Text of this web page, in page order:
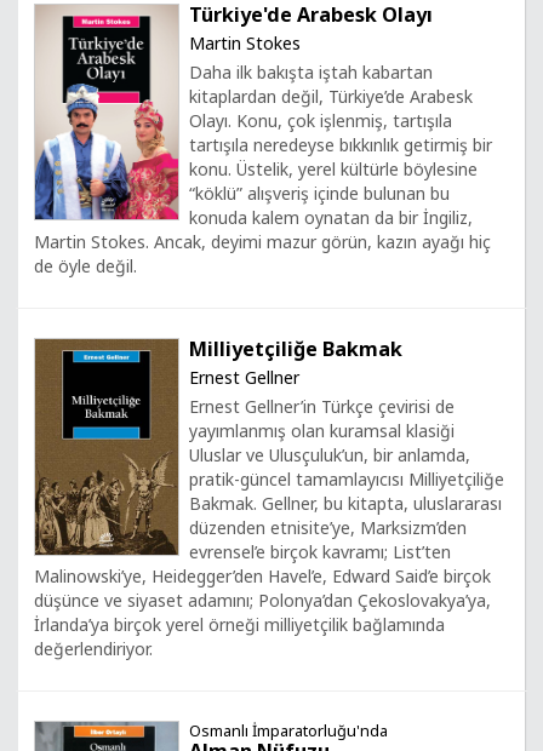
Türkiye'de Arabesk Olayı
Martin Stokes
Daha ilk bakışta iştah kabartan
kitaplardan değil, Türkiye’de Arabesk
Olayı. Konu, çok işlenmiş, tartışıla
tartışıla neredeyse bıkkınlık getirmiş bir
konu. Üstelik, yerel kültürle böylesine
“köklü” alışveriş içinde bulunan bu
konuda kalem oynatan da bir İngiliz,
Martin Stokes. Ancak, deyimi mazur görün, kazın ayağı hiç
de öyle değil.
Milliyetçiliğe Bakmak
Ernest Gellner
Ernest Gellner’in Türkçe çevirisi de
yayımlanmış olan kuramsal klasiği
Uluslar ve Ulusçuluk’un, bir anlamda,
pratik-güncel tamamlayıcısı Milliyetçiliğe
Bakmak. Gellner, bu kitapta, uluslararası
düzenden etnisite’ye, Marksizm’den
evrensel’e birçok kavramı; List’ten
Malinowski’ye, Heidegger’den Havel’e, Edward Said’e birçok
düşünce ve siyaset adamını; Polonya’dan Çekoslovakya’ya,
İrlanda’ya birçok yerel örneği milliyetçilik bağlamında
değerlendiriyor.
Osmanlı İmparatorluğu'nda